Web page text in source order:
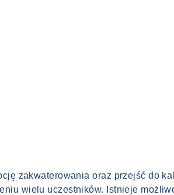
zakwaterowania oraz przejść do
wielu uczestników. Istnieje